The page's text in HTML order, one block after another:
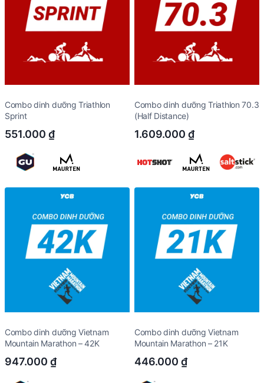
Combo dinh dưỡng Triathlon
Sprint
551.000 ₫
Combo dinh dưỡng Triathlon 70.3
(Half Distance)
1.609.000 ₫
Combo dinh dưỡng Vietnam
Mountain Marathon – 42K
947.000 ₫
Combo dinh dưỡng Vietnam
Mountain Marathon – 21K
446.000 ₫